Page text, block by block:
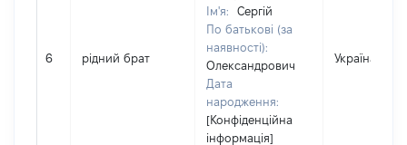
6 рідний брат
Ім'я:
Сергій
По батькові (за
наявності):
Олександрович
Дата
народження:
[Конфіденційна
інформація]
Україна